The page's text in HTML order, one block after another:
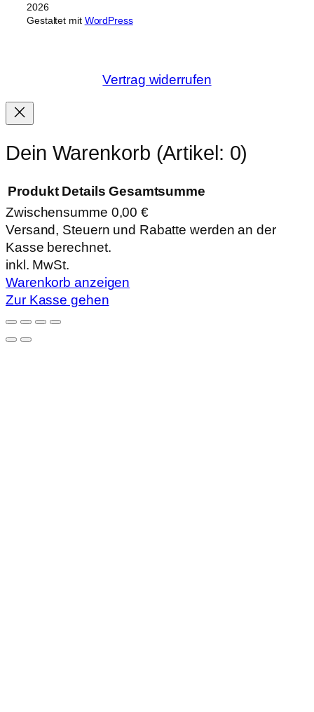
2026
Gestaltet mit WordPress
Vertrag widerrufen
Dein Warenkorb (Artikel: 0)
Produkte
im
Warenkorb
Produkt Details Gesamtsumme
Zwischensumme 0,00 €
Versand, Steuern und Rabatte werden an der
Kasse berechnet.
inkl. MwSt.
Warenkorb anzeigen
Zur Kasse gehen